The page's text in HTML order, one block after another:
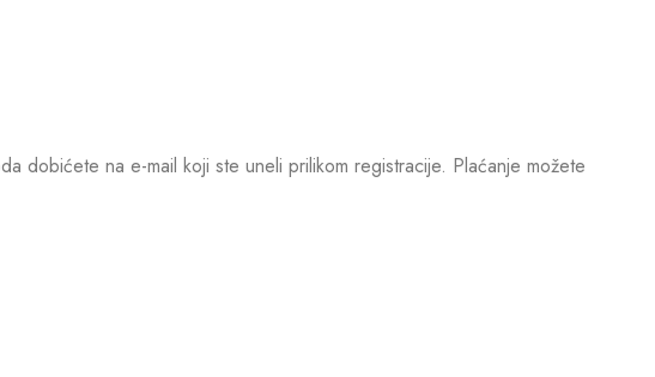
dobićete na e-mail koji ste uneli prilikom registracije. Plaćanje možete